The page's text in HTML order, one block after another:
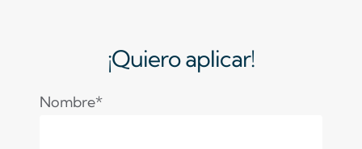
¡Quiero aplicar!
Nombre*